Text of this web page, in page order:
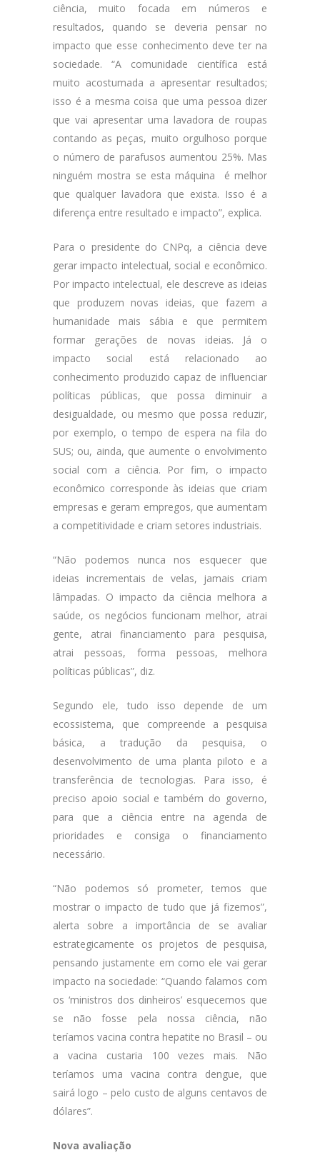
ciência, muito focada em números e
resultados, quando se deveria pensar no
impacto que esse conhecimento deve ter na
sociedade. “A comunidade científica está
muito acostumada a apresentar resultados;
isso é a mesma coisa que uma pessoa dizer
que vai apresentar uma lavadora de roupas
contando as peças, muito orgulhoso porque
o número de parafusos aumentou 25%. Mas
ninguém mostra se esta máquina é melhor
que qualquer lavadora que exista. Isso é a
diferença entre resultado e impacto”, explica.
Para o presidente do CNPq, a ciência deve
gerar impacto intelectual, social e econômico.
Por impacto intelectual, ele descreve as ideias
que produzem novas ideias, que fazem a
humanidade mais sábia e que permitem
formar gerações de novas ideias. Já o
impacto social está relacionado ao
conhecimento produzido capaz de influenciar
políticas públicas, que possa diminuir a
desigualdade, ou mesmo que possa reduzir,
por exemplo, o tempo de espera na fila do
SUS; ou, ainda, que aumente o envolvimento
social com a ciência. Por fim, o impacto
econômico corresponde às ideias que criam
empresas e geram empregos, que aumentam
a competitividade e criam setores industriais.
“Não podemos nunca nos esquecer que
ideias incrementais de velas, jamais criam
lâmpadas. O impacto da ciência melhora a
saúde, os negócios funcionam melhor, atrai
gente, atrai financiamento para pesquisa,
atrai pessoas, forma pessoas, melhora
políticas públicas”, diz.
Segundo ele, tudo isso depende de um
ecossistema, que compreende a pesquisa
básica, a tradução da pesquisa, o
desenvolvimento de uma planta piloto e a
transferência de tecnologias. Para isso, é
preciso apoio social e também do governo,
para que a ciência entre na agenda de
prioridades e consiga o financiamento
necessário.
“Não podemos só prometer, temos que
mostrar o impacto de tudo que já fizemos”,
alerta sobre a importância de se avaliar
estrategicamente os projetos de pesquisa,
pensando justamente em como ele vai gerar
impacto na sociedade: “Quando falamos com
os ‘ministros dos dinheiros’ esquecemos que
se não fosse pela nossa ciência, não
teríamos vacina contra hepatite no Brasil – ou
a vacina custaria 100 vezes mais. Não
teríamos uma vacina contra dengue, que
sairá logo – pelo custo de alguns centavos de
dólares”.
Nova avaliação